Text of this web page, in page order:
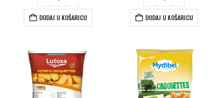
DODAJ U KOŠARICU DODAJ U KOŠARICU